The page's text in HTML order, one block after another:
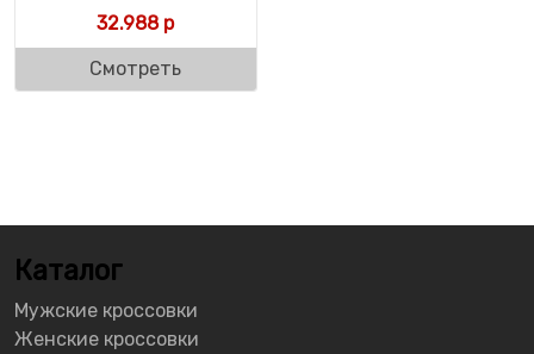
32.988р
Смотреть
Каталог
Мужские кроссовки
Женские кроссовки